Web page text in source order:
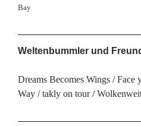
Bay
Weltenbummler und
Dreams Becomes Wings Face
Way
takly on tour